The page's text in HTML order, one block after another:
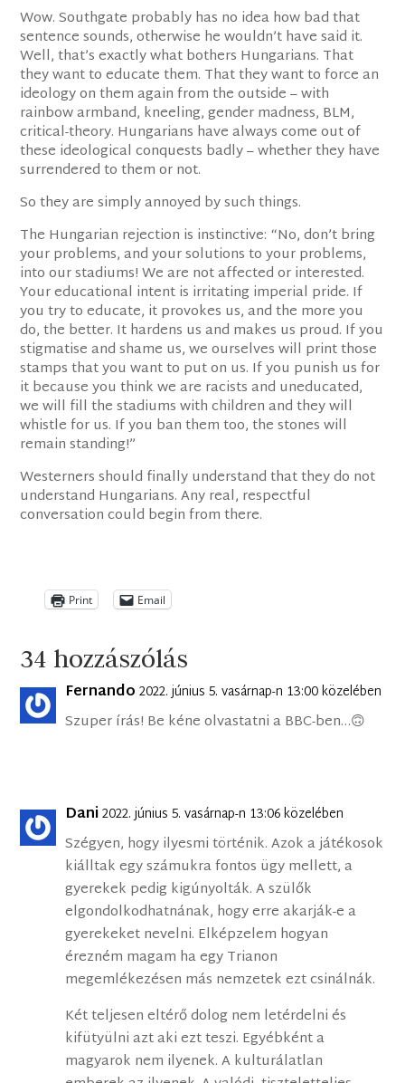
Wow. Southgate probably has no idea how bad that
sentence sounds, otherwise he wouldn’t have said it.
Well, that’s exactly what bothers Hungarians. That
they want to educate them. That they want to force an
ideology on them again from the outside – with
rainbow armband, kneeling, gender madness, BLM,
critical-theory. Hungarians have always come out of
these ideological conquests badly – whether they have
surrendered to them or not.
So they are simply annoyed by such things.
The Hungarian rejection is instinctive: “No, don’t bring
your problems, and your solutions to your problems,
into our stadiums! We are not affected or interested.
Your educational intent is irritating imperial pride. If
you try to educate, it provokes us, and the more you
do, the better. It hardens us and makes us proud. If you
stigmatise and shame us, we ourselves will print those
stamps that you want to put on us. If you punish us for
it because you think we are racists and uneducated,
we will fill the stadiums with children and they will
whistle for us. If you ban them too, the stones will
remain standing!”
Westerners should finally understand that they do not
understand Hungarians. Any real, respectful
conversation could begin from there.
Print Email
34 hozzászólás
Fernando 2022. június 5. vasárnap-n 13:00 közelében
Szuper írás! Be kéne olvastatni a BBC-ben…🙃
Dani2022. június 5. vasárnap-n 13:06 közelében
Szégyen, hogy ilyesmi történik. Azok a játékosok
kiálltak egy számukra fontos ügy mellett, a
gyerekek pedig kigúnyolták. A szülők
elgondolkodhatnának, hogy erre akarják-e a
gyerekeket nevelni. Elképzelem hogyan
érezném magam ha egy Trianon
megemlékezésen más nemzetek ezt csinálnák.
Két teljesen eltérő dolog nem letérdelni és
kifütyülni azt aki ezt teszi. Egyébként a
magyarok nem ilyenek. A kulturálatlan